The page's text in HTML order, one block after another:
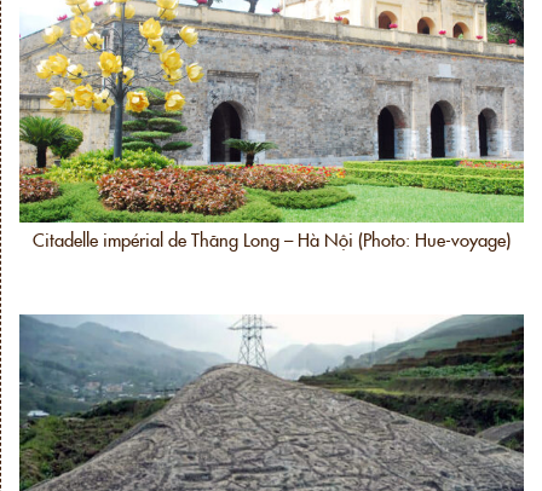
Citadelle impérial de Thăng Long – Hà Nội (Photo: Hue-voyage)